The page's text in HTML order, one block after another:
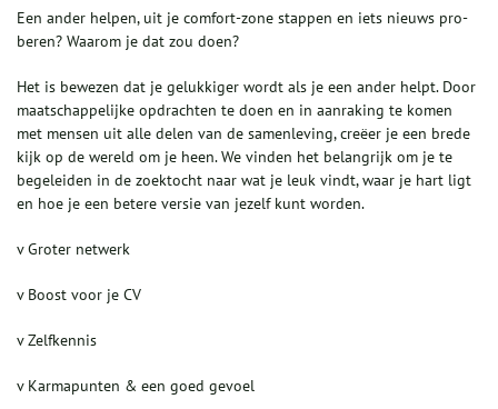
Een ander helpen, uit je comfort-zone stappen en iets nieuws pro-
beren? Waarom je dat zou doen?
Het is bewezen dat je gelukkiger wordt als je een ander helpt. Door
maatschappelijke opdrachten te doen en in aanraking te komen
met mensen uit alle delen van de samenleving, creëer je een brede
kijk op de wereld om je heen. We vinden het belangrijk om je te
begeleiden in de zoektocht naar wat je leuk vindt, waar je hart ligt
en hoe je een betere versie van jezelf kunt worden.
v Groter netwerk
v Boost voor je CV
v Zelfkennis
v Karmapunten & een goed gevoel